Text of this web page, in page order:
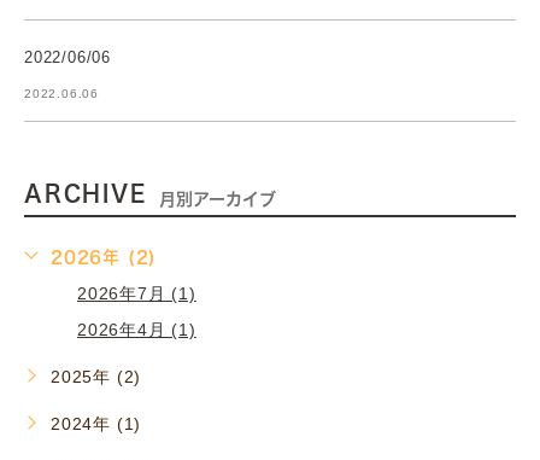
2022/06/06
2022.06.06
ARCHIVE 月別アーカイブ
2026年 (2)
2026年7月 (1)
2026年4月 (1)
2025年 (2)
2024年 (1)